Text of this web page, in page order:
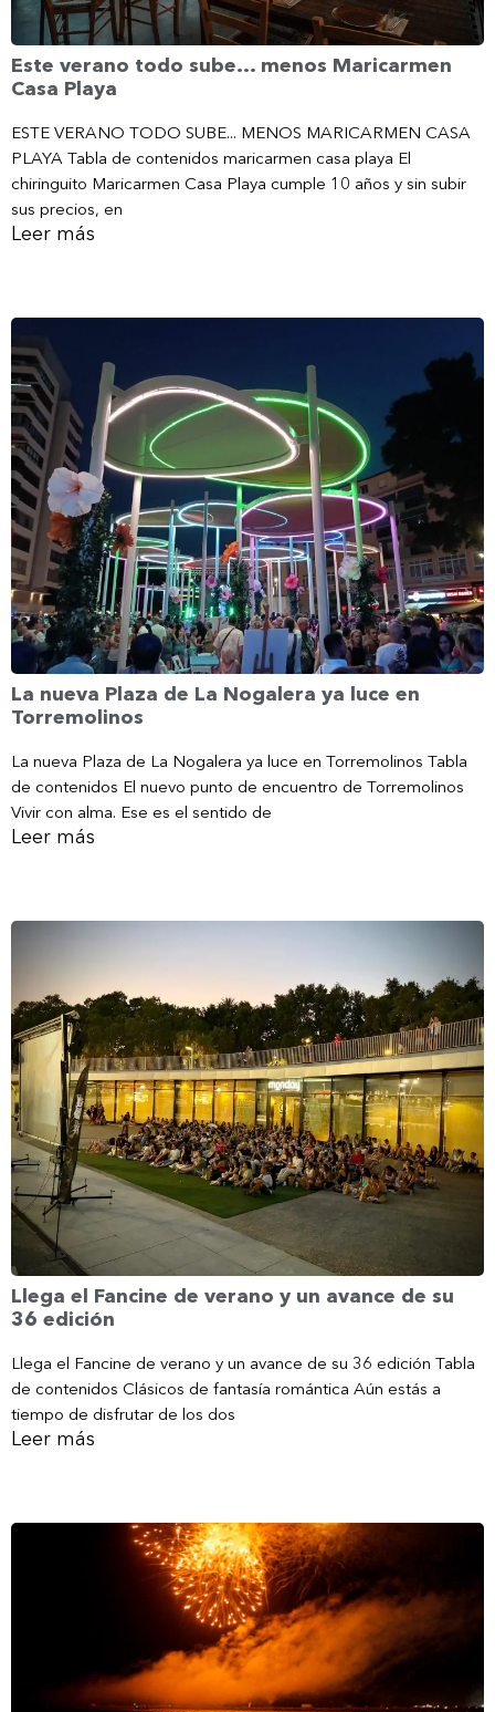
Este verano todo sube… menos Maricarmen
Casa Playa
ESTE VERANO TODO SUBE... MENOS MARICARMEN CASA
PLAYA Tabla de contenidos maricarmen casa playa El
chiringuito Maricarmen Casa Playa cumple 10 años y sin subir
sus precios, en
Leer más
La nueva Plaza de La Nogalera ya luce en
Torremolinos
La nueva Plaza de La Nogalera ya luce en Torremolinos Tabla
de contenidos El nuevo punto de encuentro de Torremolinos
Vivir con alma. Ese es el sentido de
Leer más
Llega el Fancine de verano y un avance de su
36 edición
Llega el Fancine de verano y un avance de su 36 edición Tabla
de contenidos Clásicos de fantasía romántica Aún estás a
tiempo de disfrutar de los dos
Leer más